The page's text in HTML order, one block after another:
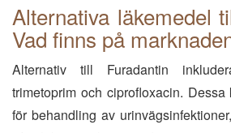
Alternativa läkemedel
Vad finns på
Alternativ till Furadantin
trimetoprim och ciprofloxacin.
för behandling av